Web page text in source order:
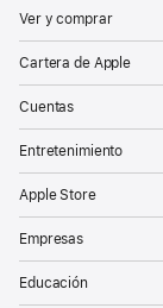
Ver y comprar
Cartera de Apple
Cuentas
Entretenimiento
Apple Store
Empresas
Educación